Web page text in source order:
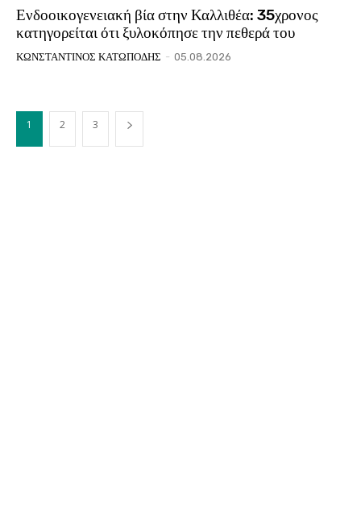
Ενδοοικογενειακή βία στην Καλλιθέα: 35χρονος
κατηγορείται ότι ξυλοκόπησε την πεθερά του
ΚΩΝΣΤΑΝΤΙΝΟΣ ΚΑΤΩΠΟΔΗΣ - 05.08.2026
1 2 3